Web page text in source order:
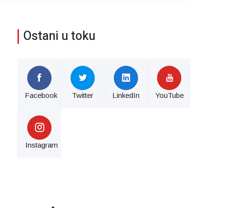
Ostani u toku
Facebook Twitter LinkedIn YouTube
Instagram